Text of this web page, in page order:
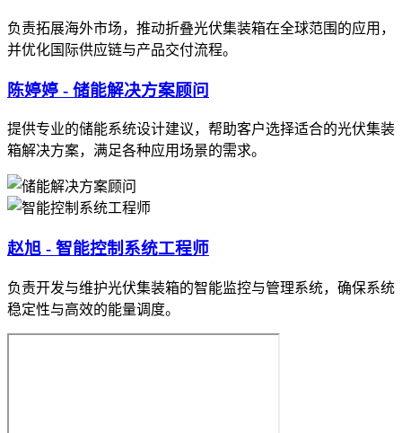
负责拓展海外市场，推动折叠光伏集装箱在全球范围的应用，
并优化国际供应链与产品交付流程。
陈婷婷 - 储能解决方案顾问
提供专业的储能系统设计建议，帮助客户选择适合的光伏集装
箱解决方案，满足各种应用场景的需求。
赵旭 - 智能控制系统工程师
负责开发与维护光伏集装箱的智能监控与管理系统，确保系统
稳定性与高效的能量调度。